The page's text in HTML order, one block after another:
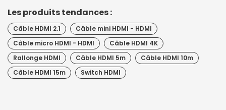
Les produits tendances :
Câble HDMI 2.1
Câble mini HDMI - HDMI
Câble micro HDMI - HDMI
Câble HDMI 4K
Rallonge HDMI
Câble HDMI 5m
Câble HDMI 10m
Câble HDMI 15m
Switch HDMI